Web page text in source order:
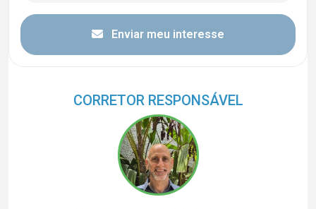
Enviar meu interesse
CORRETOR RESPONSÁVEL